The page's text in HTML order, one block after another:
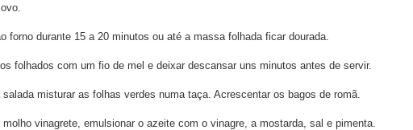
forno durante 15 a 20 minutos ou até a massa folhada ficar dourada.
folhados com um fio de mel e deixar descansar uns minutos antes de servir.
salada misturar as folhas verdes numa taça. Acrescentar os bagos de romã.
molho vinagrete, emulsionar o azeite com o vinagre, a mostarda, sal e pimenta.